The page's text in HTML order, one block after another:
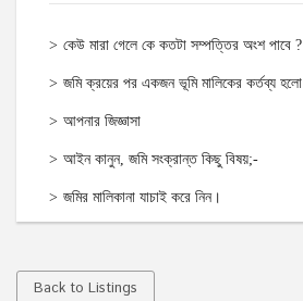
কেউ মারা গেলে কে কতটা সম্পত্তির অংশ পাবে ?
জমি ক্রয়ের পর একজন ভূমি মালিকের কর্তব্য হলো
আপনার জিজ্ঞাসা
আইন কানুন, জমি সংক্রান্ত কিছু বিষয়;-
জমির মালিকানা যাচাই করে নিন।
Back to Listings